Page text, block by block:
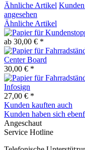
Ähnliche Artikel
angesehen
Ähnliche Artikel
ab 30,00 € *
Center Board
30,00 € *
Infosign
27,00 € *
Kunden kauften auch
Kunden haben sich
Angeschaut
Service Hotline